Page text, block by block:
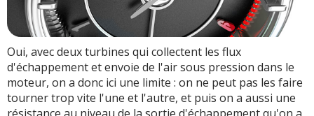
Oui, avec deux turbines qui collectent les flux
d'échappement et envoie de l'air sous pression dans le
moteur, on a donc ici une limite : on ne peut pas les faire
tourner trop vite l'une et l'autre, et puis on a aussi une